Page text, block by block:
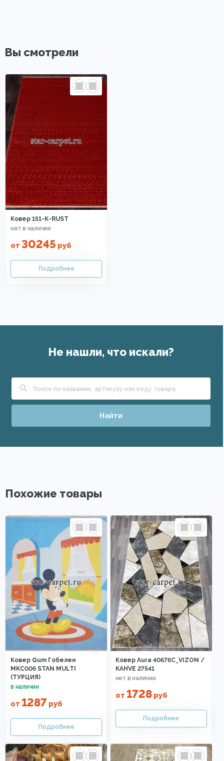
Вы смотрели
Ковер 151-K-RUST
от 30245 руб
Не нашли, что искали?
Найти
Похожие товары
Ковер Qum Гобелен
MKC006 STAN MULTI
(ТУРЦИЯ)
от 1287 руб
Ковер Aura 40676C_VIZON /
KAHVE 27541
от 1728руб